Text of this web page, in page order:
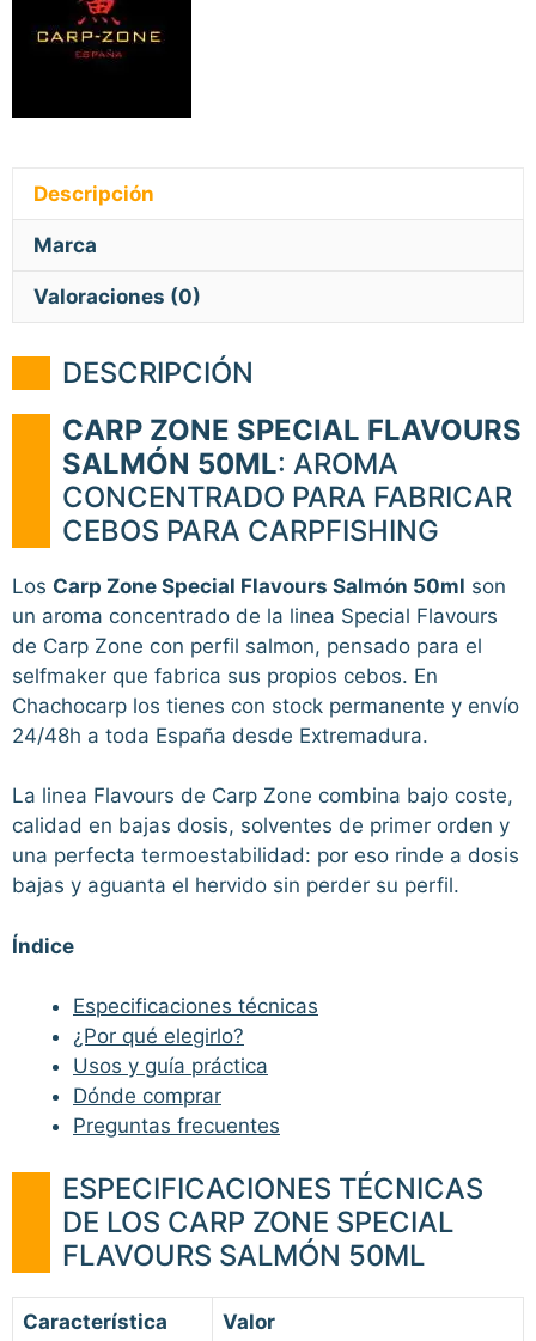
Descripción
Marca
Valoraciones (0)
DESCRIPCIÓN
CARP ZONE SPECIAL FLAVOURS
SALMÓN 50ML: AROMA
CONCENTRADO PARA FABRICAR
CEBOS PARA CARPFISHING
Los Carp Zone Special Flavours Salmón 50ml son
un aroma concentrado de la linea Special Flavours
de Carp Zone con perfil salmon, pensado para el
selfmaker que fabrica sus propios cebos. En
Chachocarp los tienes con stock permanente y envío
24/48h a toda España desde Extremadura.
La linea Flavours de Carp Zone combina bajo coste,
calidad en bajas dosis, solventes de primer orden y
una perfecta termoestabilidad: por eso rinde a dosis
bajas y aguanta el hervido sin perder su perfil.
Índice
Especificaciones técnicas
¿Por qué elegirlo?
Usos y guía práctica
Dónde comprar
Preguntas frecuentes
ESPECIFICACIONES TÉCNICAS
DE LOS CARP ZONE SPECIAL
FLAVOURS SALMÓN 50ML
Característica Valor